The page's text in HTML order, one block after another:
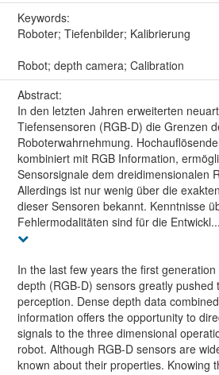
Keywords:
Roboter; Tiefenbilder; Kalibrierung
Robot; depth camera; Calibration
Abstract:
In den letzten Jahren erweiterten
Tiefensensoren (RGB-D) die Grenzen
Roboterwahrnehmung.
kombiniert mit RGB Information,
Sensorsignale dem dreidimensionalen
Allerdings ist nur wenig über die
dieser Sensoren bekannt. Kenntnisse
Fehlermodalitäten sind für die Entwickl...
In the last few years the first
depth (RGB-D) sensors greatly pushed
perception. Dense depth data
information offers the opportunity to
signals to the three dimensional
robot. Although RGB-D sensors are
known about their properties. Knowing